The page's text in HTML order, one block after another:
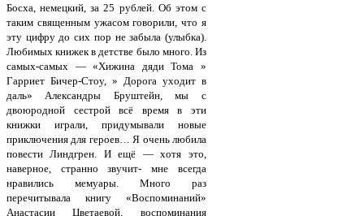
Босха, немецкий, за 25 рублей. Об этом с
таким священным ужасом говорили, что я
эту цифру до сих пор не забыла (улыбка).
Любимых книжек в детстве было много. Из
самых-самых — «Хижина дяди Тома »
Гарриет Бичер-Стоу, » Дорога уходит в
даль» Александры Бруштейн, мы с
двоюродной сестрой всё время в эти
книжки играли, придумывали новые
приключения для героев… Я очень любила
повести Линдгрен. И ещё — хотя это,
наверное, странно звучит- мне всегда
нравились мемуары. Много раз
перечитывала книгу «Воспоминаний»
Анастасии Цветаевой, воспоминания